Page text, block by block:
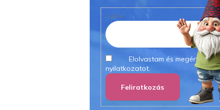
E-MAIL
Elolvastam és
nyilatkozatot.
Feliratkozás